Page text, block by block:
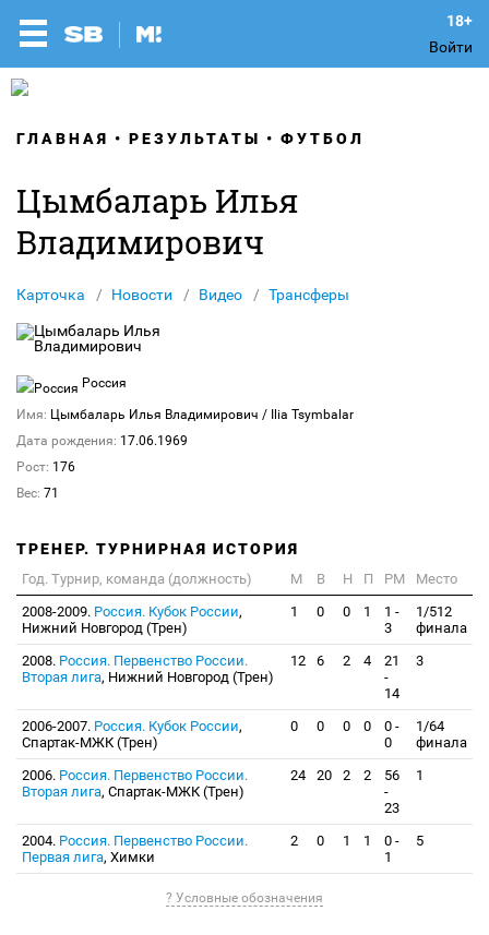
Войти
ГЛАВНАЯ РЕЗУЛЬТАТЫ ФУТБОЛ
Цымбаларь Илья
Владимирович
Карточка Новости Видео Трансферы
Россия
Имя: Цымбаларь Илья Владимирович / Ilia Tsymbalar
Дата рождения: 17.06.1969
Рост: 176
Вес: 71
ТРЕНЕР. ТУРНИРНАЯ ИСТОРИЯ
Год. Турнир, команда (должность) М В Н П РМ
Место
2008-2009. Россия. Кубок России,
Нижний Новгород (Трен)
1 0 0 1
1 -
3
1/512
финала
2008. Россия. Первенство России.
Вторая лига, Нижний Новгород (Трен)
12 6 2 4
21
-
14
3
2006-2007. Россия. Кубок России,
Спартак-МЖК (Трен)
0 0 0 0
0 -
0
1/64
финала
2006. Россия. Первенство России.
Вторая лига, Спартак-МЖК (Трен)
24 20 2 2
56
-
23
1
2004. Россия. Первенство России.
Первая лига, Химки
2 0 1 1
0 -
1
5
? Условные обозначения